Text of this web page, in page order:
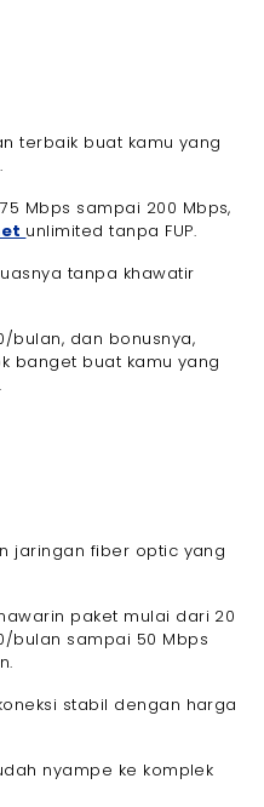
terbaik buat kamu yang
Mbps sampai 200 Mbps,
unlimited tanpa FUP.
tanpa khawatir
bulan, dan bonusnya,
banget buat kamu yang
jaringan fiber optic yang
paket mulai dari 20
bulan sampai 50 Mbps
stabil dengan harga
nyampe ke komplek